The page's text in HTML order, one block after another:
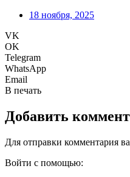
18 ноября, 2025
VK
OK
Telegram
WhatsApp
Email
В печать
Добавить
Для отправки комментария
Войти с помощью: